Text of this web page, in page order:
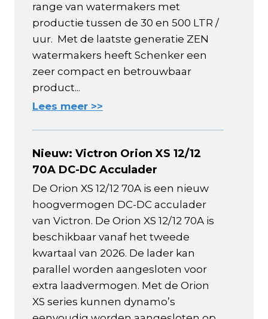
range van watermakers met
productie tussen de 30 en 500 LTR /
uur. Met de laatste generatie ZEN
watermakers heeft Schenker een
zeer compact en betrouwbaar
product...
Lees meer >>
Nieuw: Victron Orion XS 12/12
70A DC-DC Acculader
De Orion XS 12/12 70A is een nieuw
hoogvermogen DC-DC acculader
van Victron. De Orion XS 12/12 70A is
beschikbaar vanaf het tweede
kwartaal van 2026. De lader kan
parallel worden aangesloten voor
extra laadvermogen. Met de Orion
XS series kunnen dynamo’s